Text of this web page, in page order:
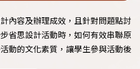
內容及辦理成效，且針對問題點討
省思設計活動時，如何有效串聯原
動的文化素質，讓學生參與活動後